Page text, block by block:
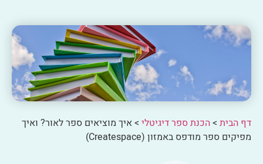
דף הבית>הכנת ספר דיגיטלי>איך מוציאים ספר לאור? ואיך
מפיקים ספר מודפס באמזון (Createspace)